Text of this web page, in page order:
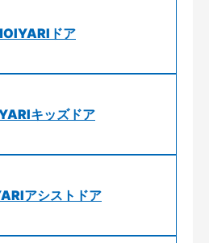
ドア
キッズドア
アシストドア